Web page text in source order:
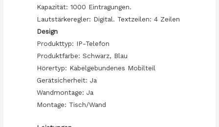
Kapazität: 1000 Eintragungen.
Lautstärkeregler: Digital. Textzeilen: 4 Zeilen
Design
Produkttyp: IP-Telefon
Produktfarbe: Schwarz, Blau
Hörertyp: Kabelgebundenes Mobilteil
Gerätsicherheit: Ja
Wandmontage: Ja
Montage: Tisch/Wand